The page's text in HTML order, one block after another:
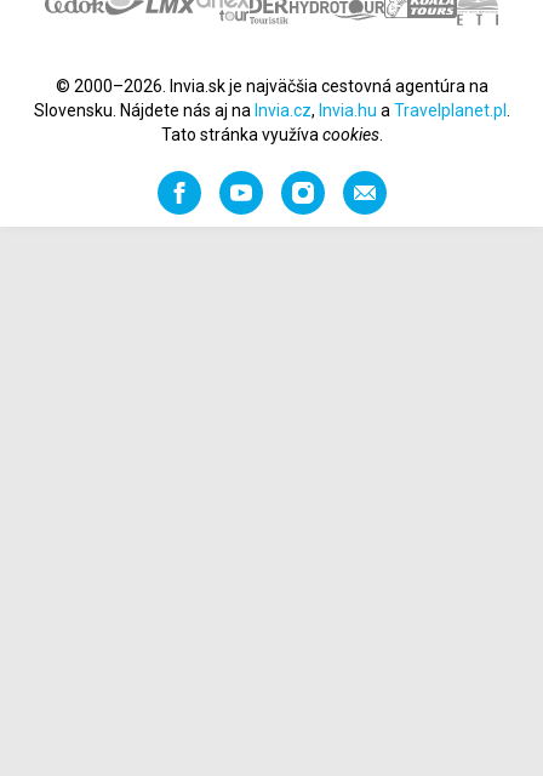
© 2000–2026. Invia.sk je najväčšia cestovná agentúra na
Slovensku. Nájdete nás aj na Invia.cz, Invia.hu a Travelplanet.pl
Tato stránka využíva cookies.
FacebookYouTubeInstagramOdporučiť